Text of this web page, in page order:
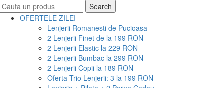
Search
for:
Search
OFERTELE ZILEI
Lenjerii Romanesti de Pucioasa
2 Lenjerii Finet de la 199 RON
2 Lenjerii Elastic la 229 RON
2 Lenjerii Bumbac la 299 RON
2 Lenjerii Copii la 189 RON
Oferta Trio Lenjerii: 3 la 199 RON